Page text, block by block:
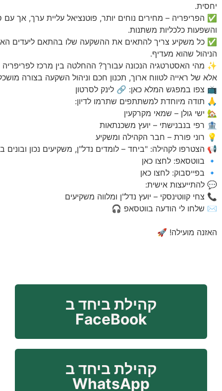
יחסית.
✅ הפריפריה – מחירים נוחים יותר, פוטנציאל עליית ערך, אך עם
והשפעות כלכליות משתנות.
✅ כל משקיע צריך להתאים את ההשקעה שלו בהתאם ליעדים
הניהול שהוא מעדיף.
✨ מהי האסטרטגיה הנכונה עבורך? ההחלטה בין מרכז
אלא של ראייה לטווח ארוך, תכנון חכם וניהול השקעה בצורה
📺 צפו במפגש המלא כאן: 🔗 לינק לסרטון
🙏 תודה מיוחדת למשתתפים שתרמו לדיון:
🏡 ישי גולן – שמאי מקרקעין
🏦 רפי בנבנישתי – יועץ משכנתאות
💡 רוני פורת – חבר הקהילה ומשקיע
📢 הצטרפו לקהילה: "ביחד – לומדים נדל"ן, משקיעים נכון ובונים
🔹 בווטסאפ: ⁠לחצו כאן⁠
🔹 בפייסבוק: ⁠לחצו כאן⁠
💬 להתייעצות אישית:
📞 צחי קווטינסקי – יועץ נדל"ן ומלווה משקיעים
✉️ שלחו לי הודעה בווטסאפ 🎧
האזנה מועילה! 🚀
קהילת ביחד ב
FaceBook
קהילת ביחד ב
WhatsApp